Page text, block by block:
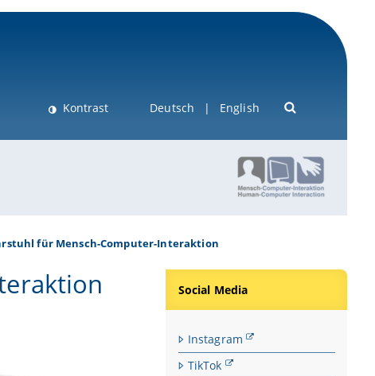
Kontrast Deutsch English
für Mensch-Computer-Interaktion
Social Media
Instagram
TikTok